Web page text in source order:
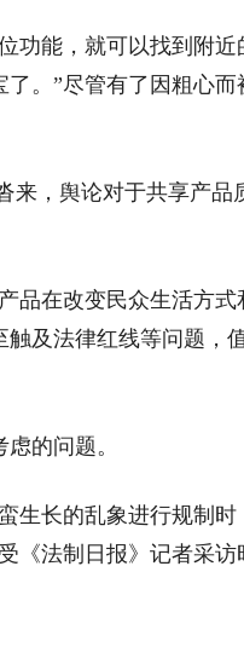
功能，就可以找到附近
。”尽管有了因粗心而
来，舆论对于共享产品
品在改变民众生活方式
及法律红线等问题，
的问题。
生长的乱象进行规制时
《法制日报》记者采访